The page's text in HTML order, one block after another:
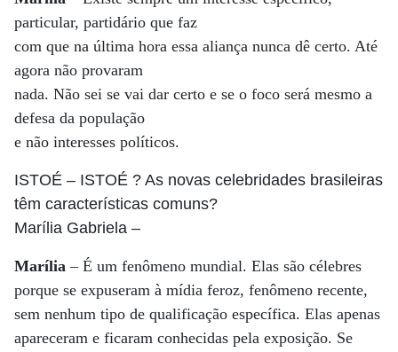
particular, partidário que faz
com que na última hora essa aliança nunca dê certo. Até
agora não provaram
nada. Não sei se vai dar certo e se o foco será mesmo a
defesa da população
e não interesses políticos.
ISTOÉ – ISTOÉ ? As novas celebridades brasileiras
têm características comuns?
Marília Gabriela –
Marília – É um fenômeno mundial. Elas são célebres
porque se expuseram à mídia feroz, fenômeno recente,
sem nenhum tipo de qualificação específica. Elas apenas
apareceram e ficaram conhecidas pela exposição. Se